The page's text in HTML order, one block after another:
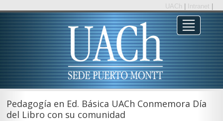
UACh Intranet
Pedagogía en Ed. Básica UACh Conmemora Día
del Libro con su comunidad